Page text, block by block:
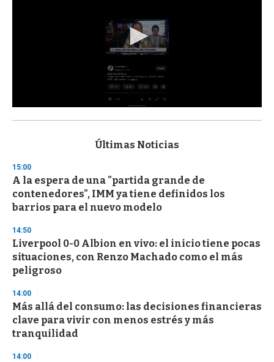
s
d
s
o
f
3
s
e
c
o
n
d
Últimas Noticias
15:00
A la espera de una "partida grande de
contenedores", IMM ya tiene definidos los
barrios para el nuevo modelo
14:50
Liverpool 0-0 Albion en vivo: el inicio tiene pocas
situaciones, con Renzo Machado como el más
peligroso
14:00
Más allá del consumo: las decisiones financieras
clave para vivir con menos estrés y más
tranquilidad
14:00